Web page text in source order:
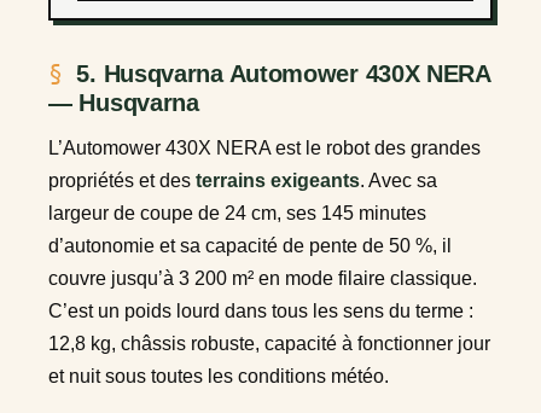
5. Husqvarna Automower 430X NERA
— Husqvarna
L’Automower 430X NERA est le robot des grandes
propriétés et des terrains exigeants. Avec sa
largeur de coupe de 24 cm, ses 145 minutes
d’autonomie et sa capacité de pente de 50 %, il
couvre jusqu’à 3 200 m² en mode filaire classique.
C’est un poids lourd dans tous les sens du terme :
12,8 kg, châssis robuste, capacité à fonctionner jour
et nuit sous toutes les conditions météo.